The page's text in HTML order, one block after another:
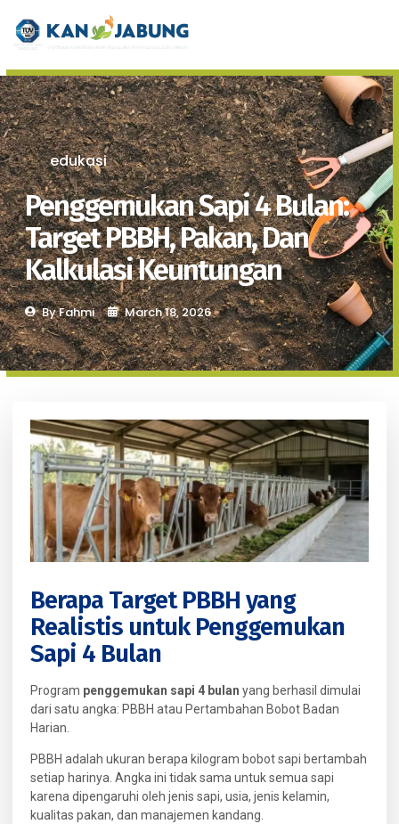
edukasi
Penggemukan Sapi 4 Bulan:
Target PBBH, Pakan, Dan
Kalkulasi Keuntungan
ByFahmi March 18, 2026
Berapa Target PBBH yang
Realistis untuk Penggemukan
Sapi 4 Bulan
Program penggemukan sapi 4 bulan yang berhasil dimulai
dari satu angka: PBBH atau Pertambahan Bobot Badan
Harian.
PBBH adalah ukuran berapa kilogram bobot sapi bertambah
setiap harinya. Angka ini tidak sama untuk semua sapi
karena dipengaruhi oleh jenis sapi, usia, jenis kelamin,
kualitas pakan, dan manajemen kandang.